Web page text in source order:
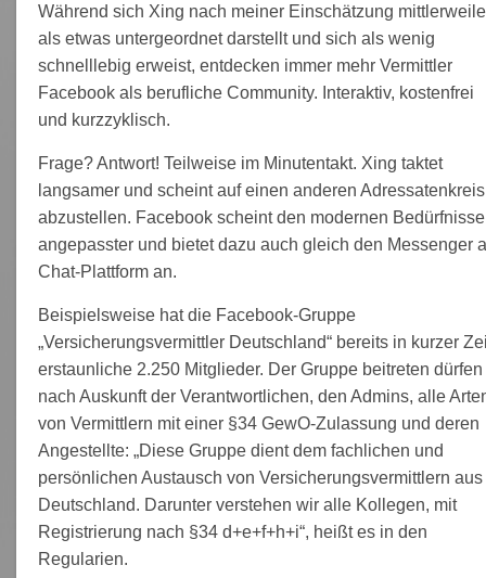
Während sich Xing nach meiner Einschätzung mittlerweile
als etwas untergeordnet darstellt und sich als wenig
schnelllebig erweist, entdecken immer mehr Vermittler
Facebook als berufliche Community. Interaktiv, kostenfrei
und kurzzyklisch.
Frage? Antwort! Teilweise im Minutentakt. Xing taktet
langsamer und scheint auf einen anderen Adressatenkreis
abzustellen. Facebook scheint den modernen
angepasster und bietet dazu auch gleich den Messenger
Chat-Plattform an.
Beispielsweise hat die Facebook-Gruppe
„Versicherungsvermittler Deutschland“ bereits in kurzer
erstaunliche 2.250 Mitglieder. Der Gruppe beitreten dürfen
nach Auskunft der Verantwortlichen, den Admins, alle
von Vermittlern mit einer §34 GewO-Zulassung und deren
Angestellte: „Diese Gruppe dient dem fachlichen und
persönlichen Austausch von Versicherungsvermittlern aus
Deutschland. Darunter verstehen wir alle Kollegen, mit
Registrierung nach §34 d+e+f+h+i“, heißt es in den
Regularien.